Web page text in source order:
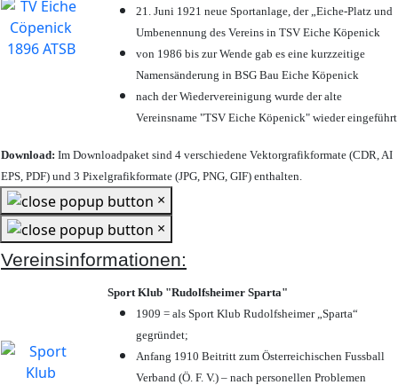
21. Juni 1921 neue Sportanlage, der „Eiche-Platz und
Umbenennung des Vereins in TSV Eiche Köpenick
von 1986 bis zur Wende gab es eine kurzzeitige
Namensänderung in BSG Bau Eiche Köpenick
nach der Wiedervereinigung wurde der alte
Vereinsname "TSV Eiche Köpenick" wieder eingeführt
Download: Im Downloadpaket sind 4 verschiedene Vektorgrafikformate (CDR, AI
EPS, PDF) und 3 Pixelgrafikformate (JPG, PNG, GIF) enthalten.
×
×
Vereinsinformationen:
Sport Klub "Rudolfsheimer Sparta"
1909 = als Sport Klub Rudolfsheimer „Sparta“
gegründet;
Anfang 1910 Beitritt zum Österreichischen Fussball
Verband (Ö. F. V.) – nach personellen Problemen